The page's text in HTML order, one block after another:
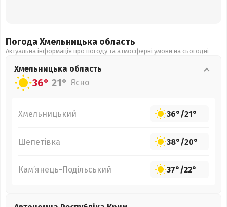
Погода Хмельницька область
Актуальна інформація про погоду та атмосферні умови на сьогодні
Хмельницька область
36° 21° Ясно
Хмельницький 36°/21°
Шепетівка 38°/20°
Кам’янець-Подільський 37°/22°